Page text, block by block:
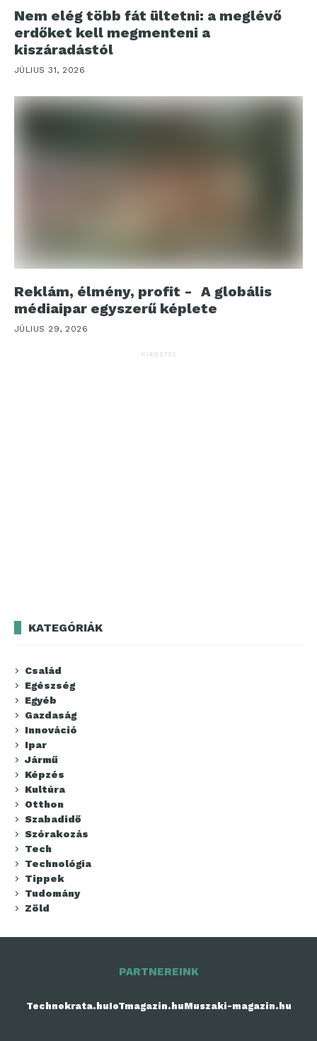
Nem elég több fát ültetni: a meglévő
erdőket kell megmenteni a
kiszáradástól
JÚLIUS 31, 2026
Reklám, élmény, profit - A globális
médiaipar egyszerű képlete
JÚLIUS 29, 2026
HIRDETÉS
KATEGÓRIÁK
Család
Egészség
Egyéb
Gazdaság
Innováció
Ipar
Jármű
Képzés
Kultúra
Otthon
Szabadidő
Szórakozás
Tech
Technológia
Tippek
Tudomány
Zöld
PARTNEREINK
Technokrata.huIoTmagazin.huMuszaki-magazin.hu